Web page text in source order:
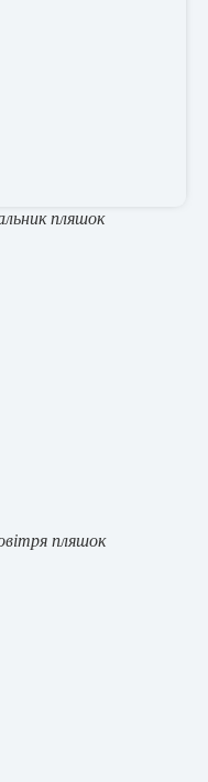
пляшок
пляшок